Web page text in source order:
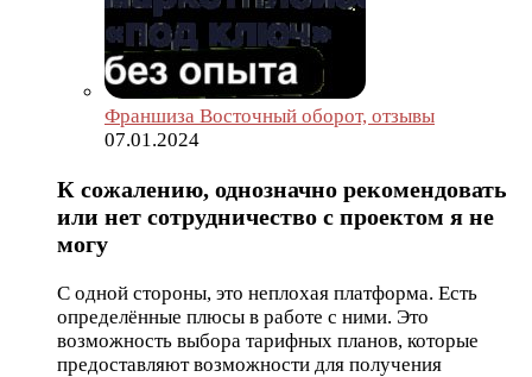
Франшиза Восточный оборот, отзывы
07.01.2024
К сожалению, однозначно рекомендовать
или нет сотрудничество с проектом я не
могу
С одной стороны, это неплохая платформа. Есть
определённые плюсы в работе с ними. Это
возможность выбора тарифных планов, которые
предоставляют возможности для получения